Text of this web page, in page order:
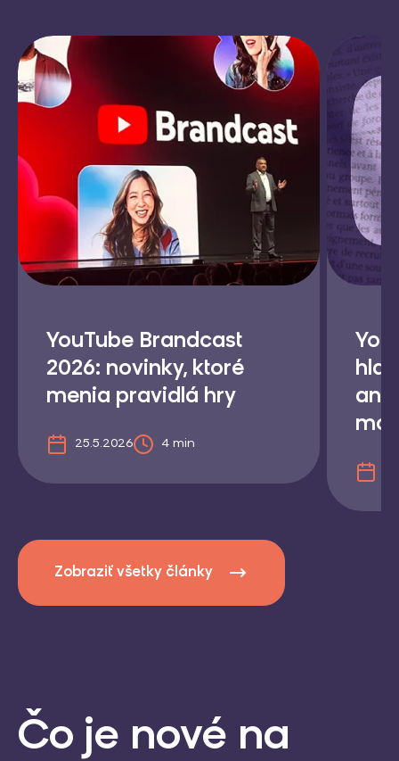
YouTube Brandcast
2026: novinky, ktoré
menia pravidlá hry
25.5.2026 4 min
Zobraziť všetky články
Čo je nové na